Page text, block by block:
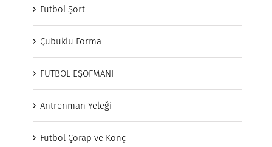
Futbol Şort
Çubuklu Forma
FUTBOL EŞOFMANI
Antrenman Yeleği
Futbol Çorap ve Konç